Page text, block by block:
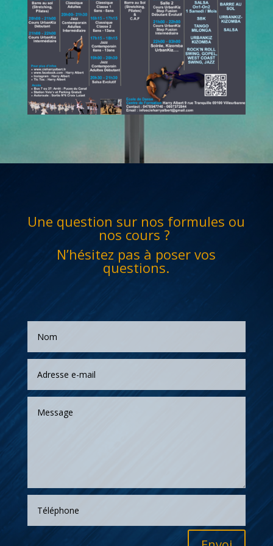
Une question sur nos formules ou
nos cours ?
N’hésitez pas à poser vos
questions.